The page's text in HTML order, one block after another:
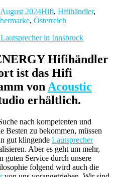
2024Hifi, Hifihändler,
, Österreich
Hifihändler
ist das Hifi
von Acoustic
erhältlich.
nach kompetenten und
Besten zu bekommen, müssen
gut klingende Lautsprecher
Aber es geht um mehr,
guten Service durch unsere
folgend wird auch die